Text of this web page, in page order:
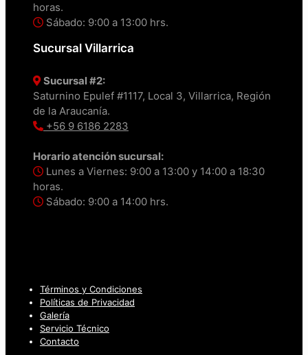
horas.
Sábado: 9:00 a 13:00 hrs.
Sucursal Villarrica
Sucursal #2:
Saturnino Epulef #1117, Local 3, Villarrica, Región
de la Araucanía.
+56 9 6186 2283
Horario atención sucursal:
Lunes a Viernes: 9:00 a 13:00 y 14:00 a 18:30
horas.
Sábado: 9:00 a 14:00 hrs.
Términos y Condiciones
Políticas de Privacidad
Galería
Servicio Técnico
Contacto